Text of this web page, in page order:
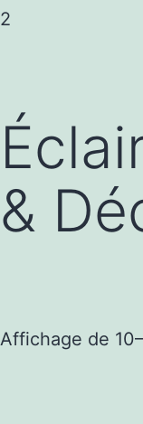
2
&
Affichage de